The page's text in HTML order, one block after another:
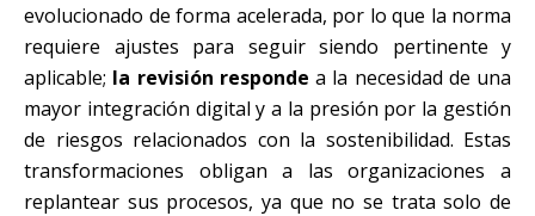
evolucionado de forma acelerada, por lo que la norma
requiere ajustes para seguir siendo pertinente y
aplicable; la revisión responde a la necesidad de una
mayor integración digital y a la presión por la gestión
de riesgos relacionados con la sostenibilidad. Estas
transformaciones obligan a las organizaciones a
replantear sus procesos, ya que no se trata solo de